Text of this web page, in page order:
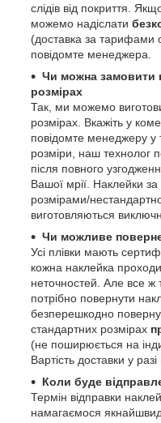
слідів від покриття.
можемо надіслати
(доставка за тарифами
повідомте менеджера.
Чи можна замовити
розмірах
Так, ми можемо
розмірах. Вкажіть у
повідомте менеджеру у
розміри, наш технолог
після повного
Вашої мрії. Наклейки
розмірами/
виготовляються
Чи можливе
Усі плівки мають
кожна наклейка
неточностей. Але все ж
потрібно повернути
безперешкодно
стандартних розмірах
(не поширюється на
Вартість доставки у
Коли буде
Термін відправки
намагаємося